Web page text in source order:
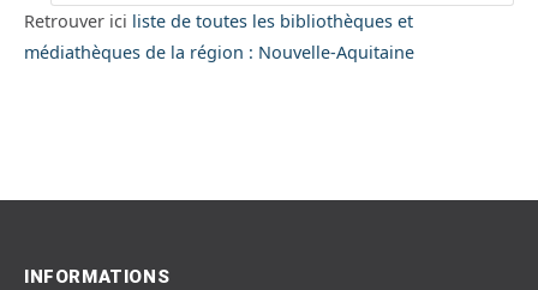
Retrouver ici liste de toutes les bibliothèques et
médiathèques de la région : Nouvelle-Aquitaine
INFORMATIONS